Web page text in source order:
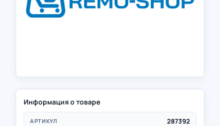
Информация о товаре
АРТИКУЛ 287392